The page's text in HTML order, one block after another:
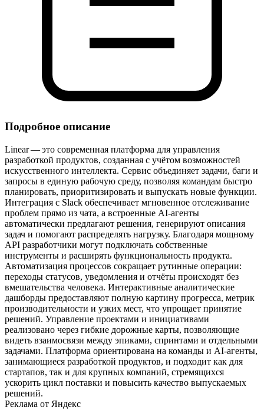
Подробное описание
Linear — это современная платформа для управления
разработкой продуктов, созданная с учётом возможностей
искусственного интеллекта. Сервис объединяет задачи, баги и
запросы в единую рабочую среду, позволяя командам быстро
планировать, приоритизировать и выпускать новые функции.
Интеграция с Slack обеспечивает мгновенное отслеживание
проблем прямо из чата, а встроенные AI‑агенты
автоматически предлагают решения, генерируют описания
задач и помогают распределять нагрузку. Благодаря мощному
API разработчики могут подключать собственные
инструменты и расширять функциональность продукта.
Автоматизация процессов сокращает рутинные операции:
переходы статусов, уведомления и отчёты происходят без
вмешательства человека. Интерактивные аналитические
дашборды предоставляют полную картину прогресса, метрик
производительности и узких мест, что упрощает принятие
решений. Управление проектами и инициативами
реализовано через гибкие дорожные карты, позволяющие
видеть взаимосвязи между эпиками, спринтами и отдельными
задачами. Платформа ориентирована на команды и AI‑агенты,
занимающиеся разработкой продуктов, и подходит как для
стартапов, так и для крупных компаний, стремящихся
ускорить цикл поставки и повысить качество выпускаемых
решений.
Реклама от Яндекс